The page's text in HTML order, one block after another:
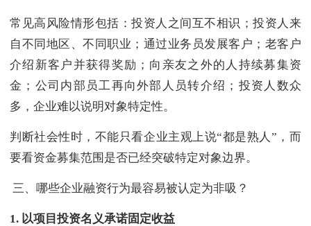
常见高风险情形包括：投资人之间互不相识；投资人来
自不同地区、不同职业；通过业务员发展客户；老客户
介绍新客户并获得奖励；向亲友之外的人持续募集资
金；公司内部员工再向外部人员转介绍；投资人数众
多，企业难以说明对象特定性。
判断社会性时，不能只看企业主观上说“都是熟人”，而
要看资金募集范围是否已经突破特定对象边界。
三、哪些企业融资行为最容易被认定为非吸？
1. 以项目投资名义承诺固定收益